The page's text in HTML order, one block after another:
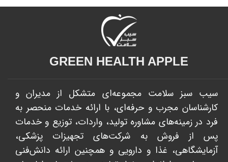
GREEN HEALTH APPLE​​​​​​​
سیب سبز سلامت مجموعه‌ای متشکل از مدیران و
کارشناسان مجرب و حرفه‌ای، با ارائه خدمات منحصر به
فرد در زمینه‌های مشاوره تولید، واردات، توزیع و خدمات
پس از فروش به شرکت‌های تجهیزات پزشکی،
آزمایشگاهی، غذا و دارویی و همچنین ارائه دانش‌فنی